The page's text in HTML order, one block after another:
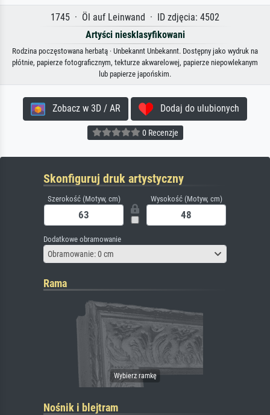
1745 · Öl auf Leinwand · ID zdjęcia: 4502
Artyści niesklasyfikowani
Rodzina poczęstowana herbatą · Unbekannt Unbekannt. Dostępny jako wydruk na
płótnie, papierze fotograficznym, tekturze akwarelowej, papierze niepowlekanym
lub papierze japońskim.
Zobacz w 3D / AR Dodaj do ulubionych
0 Recenzje
Skonfiguruj druk artystyczny
Szerokość (Motyw, cm) Wysokość (Motyw, cm)
Dodatkowe obramowanie
Obramowanie: 0 cm
Rama
Nośnik i blejtram